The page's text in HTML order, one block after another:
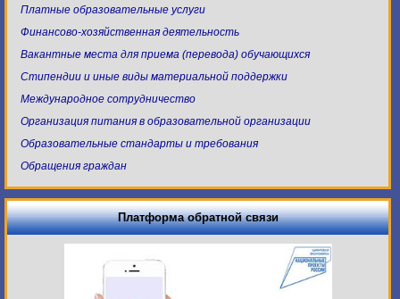
Платные образовательные услуги
Финансово-хозяйственная деятельность
Вакантные места для приема (перевода) обучающихся
Стипендии и иные виды материальной поддержки
Международное сотрудничество
Организация питания в образовательной организации
Образовательные стандарты и требования
Обращения граждан
Платформа обратной связи